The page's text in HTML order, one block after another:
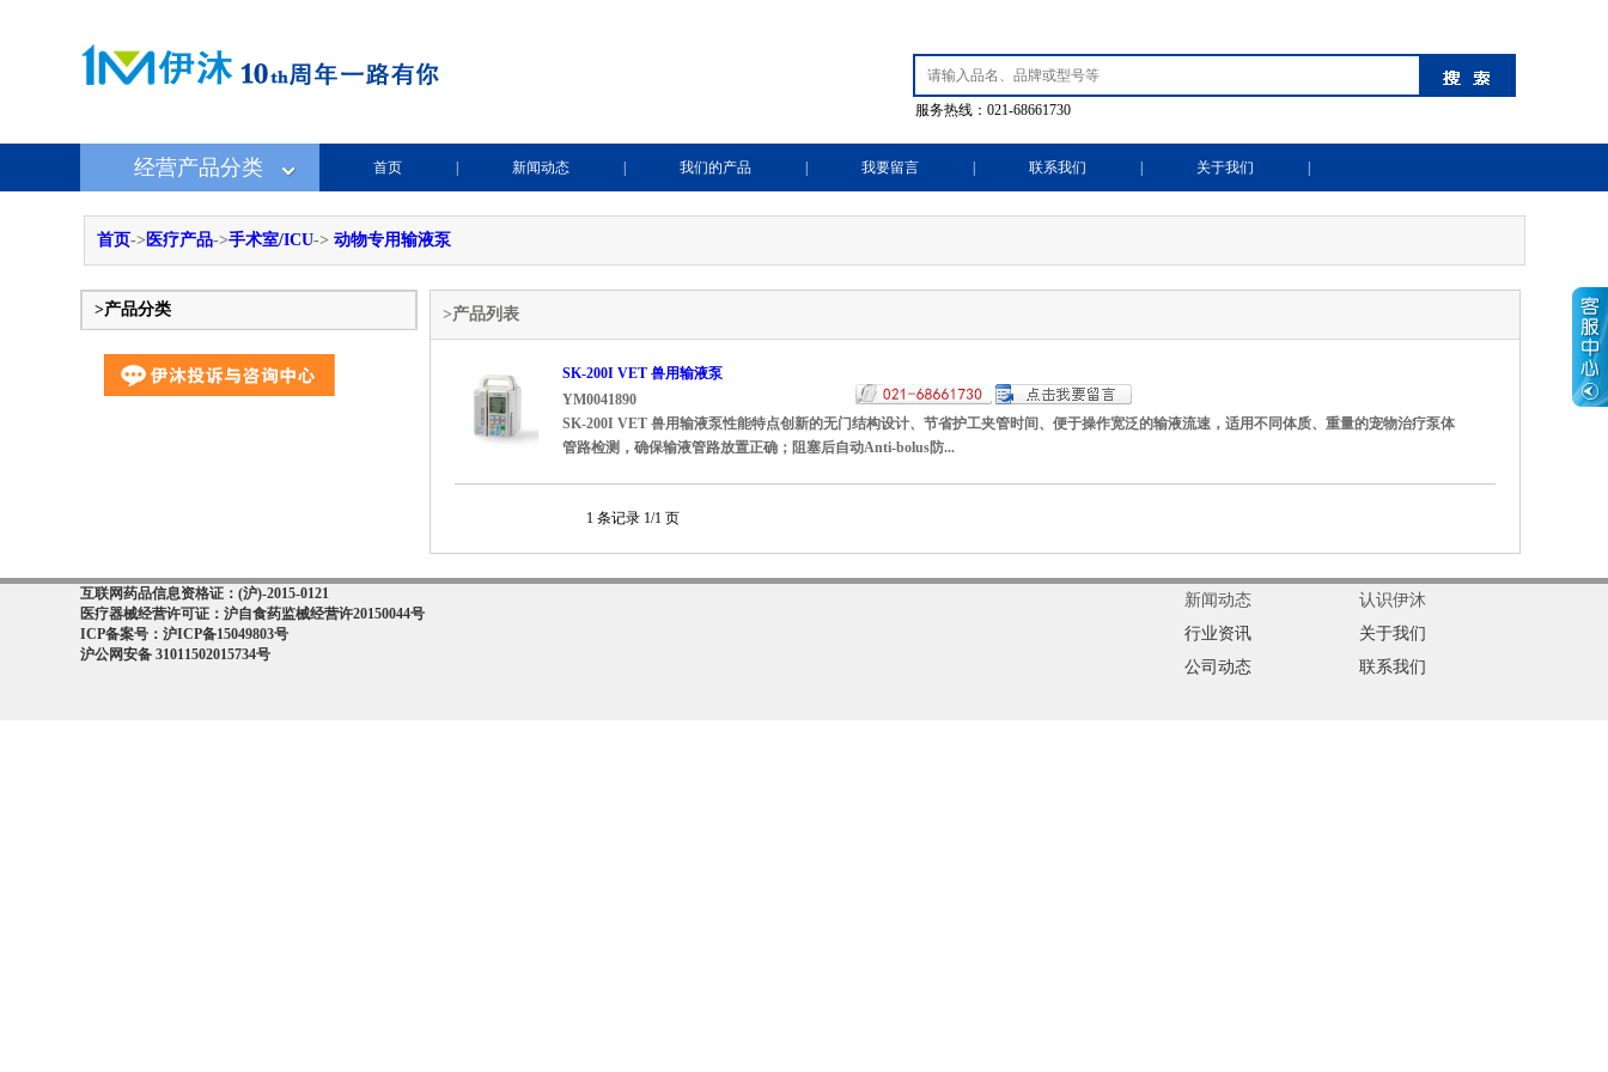
服务热线：021-68661730
经营产品分类 首页 新闻动态 我们的产品 我要留言 联系我们 关于我们
首页-> 医疗产品->手术室/ICU-> 动物专用输液泵
>产品分类 >产品列表
SK-200I VET 兽用输液泵
YM0041890
SK-200I VET 兽用输液泵性能特点创新的无门结构设计、节省护工夹管时间、便于操作宽泛的输液流速，适用不同体质、重量的宠物治疗泵体
管路检测，确保输液管路放置正确；阻塞后自动Anti-bolus防...
1 条记录 1/1 页
互联网药品信息资格证：(沪)-2015-0121
医疗器械经营许可证：沪自食药监械经营许20150044号
ICP备案号：沪ICP备15049803号
沪公网安备 31011502015734号
认识伊沐
关于我们
联系我们
新闻动态
行业资讯
公司动态